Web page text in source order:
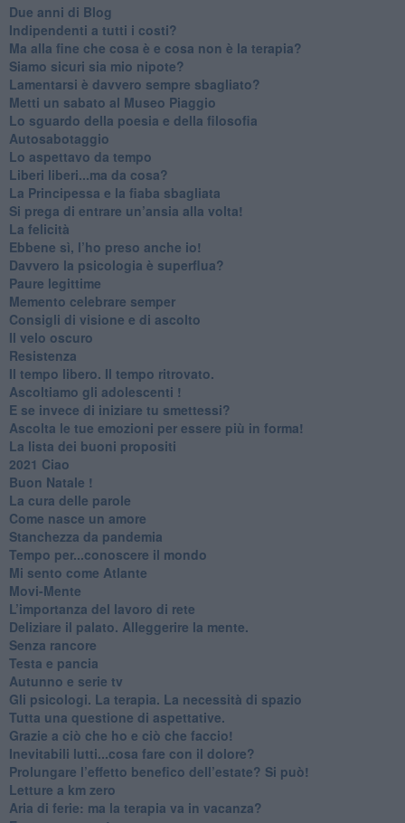
​Due anni di Blog
​Indipendenti a tutti i costi?
​Ma alla fine che cosa è e cosa non è la terapia?
​Siamo sicuri sia mio nipote?
​Lamentarsi è davvero sempre sbagliato?
​Metti un sabato al Museo Piaggio
​Lo sguardo della poesia e della filosofia
Autosabotaggio
​Lo aspettavo da tempo
​Liberi liberi...ma da cosa?
​La Principessa e la fiaba sbagliata
Si prega di entrare un’ansia alla volta!
​La felicità
​Ebbene sì, l’ho preso anche io!
​Davvero la psicologia è superflua?
Paure legittime
​Memento celebrare semper
​Consigli di visione e di ascolto
​Il velo oscuro
Resistenza
​Il tempo libero. Il tempo ritrovato.
Ascoltiamo gli adolescenti !
​E se invece di iniziare tu smettessi?
​Ascolta le tue emozioni per essere più in forma!
​La lista dei buoni propositi
2021 Ciao
Buon Natale !
​La cura delle parole
​Come nasce un amore
Stanchezza da pandemia
​Tempo per...conoscere il mondo
​Mi sento come Atlante
​Movi-Mente
​L’importanza del lavoro di rete
​Deliziare il palato. Alleggerire la mente.
​Senza rancore
​Testa e pancia
​Autunno e serie tv
​Gli psicologi. La terapia. La necessità di spazio
​Tutta una questione di aspettative.
​Grazie a ciò che ho e ciò che faccio!
​Inevitabili lutti...cosa fare con il dolore?
Prolungare l’effetto benefico dell’estate? Si può!
​Letture a km zero
​Aria di ferie: ma la terapia va in vacanza?